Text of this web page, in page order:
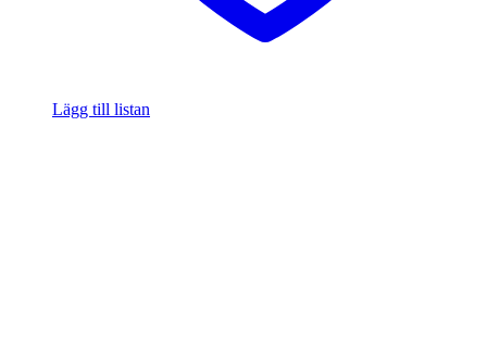
Lägg till listan